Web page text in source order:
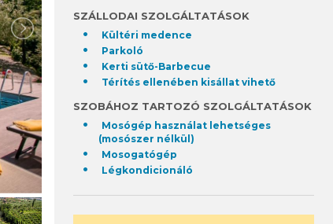
SZÁLLODAI SZOLGÁLTATÁSOK
Kültéri medence
Parkoló
Kerti sütő-Barbecue
Térítés ellenében kisállat vihető
SZOBÁHOZ TARTOZÓ SZOLGÁLTATÁSOK
Mosógép használat lehetséges
(mosószer nélkül)
Mosogatógép
Légkondicionáló